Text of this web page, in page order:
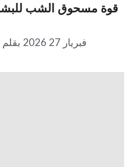
قوة مسحوق الشب
فبريار 27 2026 بقلم